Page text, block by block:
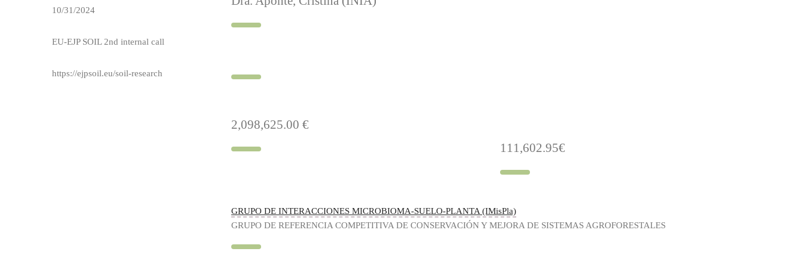
10/31/2024
EU-EJP SOIL 2nd internal call
https://ejpsoil.eu/soil-research
2,098,625.00 €
111,602.95€
GRUPO DE INTERACCIONES MICROBIOMA-SUELO-PLANTA (IMisPla)
GRUPO DE REFERENCIA COMPETITIVA DE CONSERVACIÓN Y MEJORA DE SISTEMAS AGROFORESTALES